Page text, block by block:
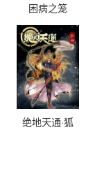
困病之笼
绝地天通·狐